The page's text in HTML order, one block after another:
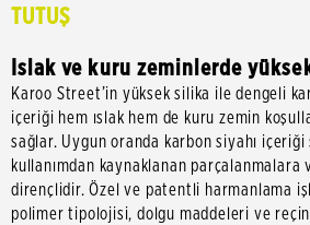
TUTUŞ
Islak ve kuru zeminlerde
Karoo Street’in yüksek silika ile dengeli
içeriği hem ıslak hem de kuru zemin
sağlar. Uygun oranda karbon siyahı
kullanımdan kaynaklanan parçalanmalara
dirençlidir. Özel ve patentli harmanlama
polimer tipolojisi, dolgu maddeleri ve